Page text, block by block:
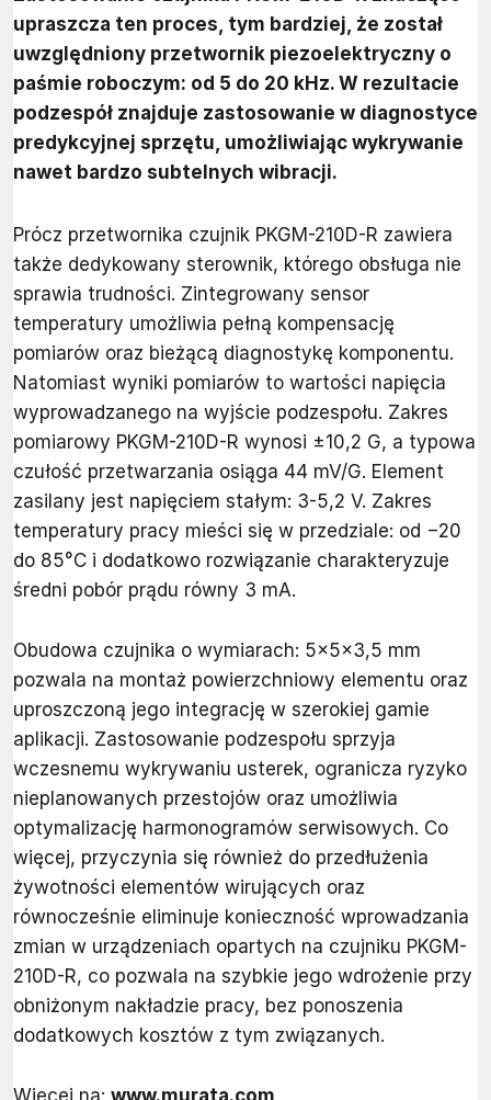
upraszcza ten proces, tym bardziej, że został
uwzględniony przetwornik piezoelektryczny o
paśmie roboczym: od 5 do 20 kHz. W rezultacie
podzespół znajduje zastosowanie w diagnostyce
predykcyjnej sprzętu, umożliwiając wykrywanie
nawet bardzo subtelnych wibracji.
Prócz przetwornika czujnik PKGM-210D-R zawiera
także dedykowany sterownik, którego obsługa nie
sprawia trudności. Zintegrowany sensor
temperatury umożliwia pełną kompensację
pomiarów oraz bieżącą diagnostykę komponentu.
Natomiast wyniki pomiarów to wartości napięcia
wyprowadzanego na wyjście podzespołu. Zakres
pomiarowy PKGM-210D-R wynosi ±10,2 G, a typowa
czułość przetwarzania osiąga 44 mV/G. Element
zasilany jest napięciem stałym: 3-5,2 V. Zakres
temperatury pracy mieści się w przedziale: od −20
do 85°C i dodatkowo rozwiązanie charakteryzuje
średni pobór prądu równy 3 mA.
Obudowa czujnika o wymiarach: 5×5×3,5 mm
pozwala na montaż powierzchniowy elementu oraz
uproszczoną jego integrację w szerokiej gamie
aplikacji. Zastosowanie podzespołu sprzyja
wczesnemu wykrywaniu usterek, ogranicza ryzyko
nieplanowanych przestojów oraz umożliwia
optymalizację harmonogramów serwisowych. Co
więcej, przyczynia się również do przedłużenia
żywotności elementów wirujących oraz
równocześnie eliminuje konieczność wprowadzania
zmian w urządzeniach opartych na czujniku PKGM-
210D-R, co pozwala na szybkie jego wdrożenie przy
obniżonym nakładzie pracy, bez ponoszenia
dodatkowych kosztów z tym związanych.
Więcej na: www.murata.com